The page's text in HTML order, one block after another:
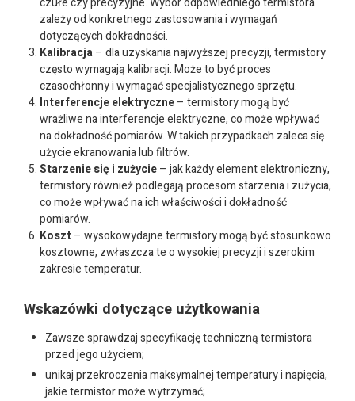
zależy od konkretnego zastosowania i wymagań
dotyczących dokładności.
Kalibracja– dla uzyskania najwyższej precyzji, termistory
często wymagają kalibracji. Może to być proces
czasochłonny i wymagać specjalistycznego sprzętu.
Interferencje elektryczne– termistory mogą być
wrażliwe na interferencje elektryczne, co może wpływać
na dokładność pomiarów. W takich przypadkach zaleca się
użycie ekranowania lub filtrów.
Starzenie się i zużycie– jak każdy element elektroniczny,
termistory również podlegają procesom starzenia i zużycia,
co może wpływać na ich właściwości i dokładność
pomiarów.
Koszt– wysokowydajne termistory mogą być stosunkowo
kosztowne, zwłaszcza te o wysokiej precyzji i szerokim
zakresie temperatur.
Wskazówki dotyczące użytkowania
Zawsze sprawdzaj specyfikację techniczną termistora
przed jego użyciem;
unikaj przekroczenia maksymalnej temperatury i napięcia,
jakie termistor może wytrzymać;